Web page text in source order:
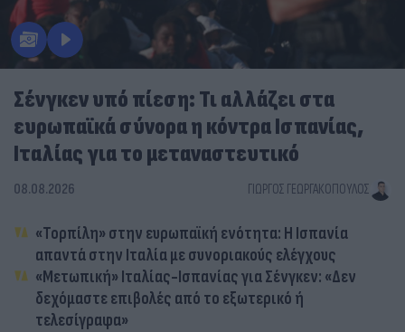
Σένγκεν υπό πίεση: Τι αλλάζει στα
ευρωπαϊκά σύνορα η κόντρα Ισπανίας,
Ιταλίας για το μεταναστευτικό
08.08.2026 ΓΙΏΡΓΟΣ ΓΕΩΡΓΑΚΌΠΟΥΛΟΣ
«Τορπίλη» στην ευρωπαϊκή ενότητα: Η Ισπανία
απαντά στην Ιταλία με συνοριακούς ελέγχους
«Μετωπική» Ιταλίας-Ισπανίας για Σένγκεν: «Δεν
δεχόμαστε επιβολές από το εξωτερικό ή
τελεσίγραφα»